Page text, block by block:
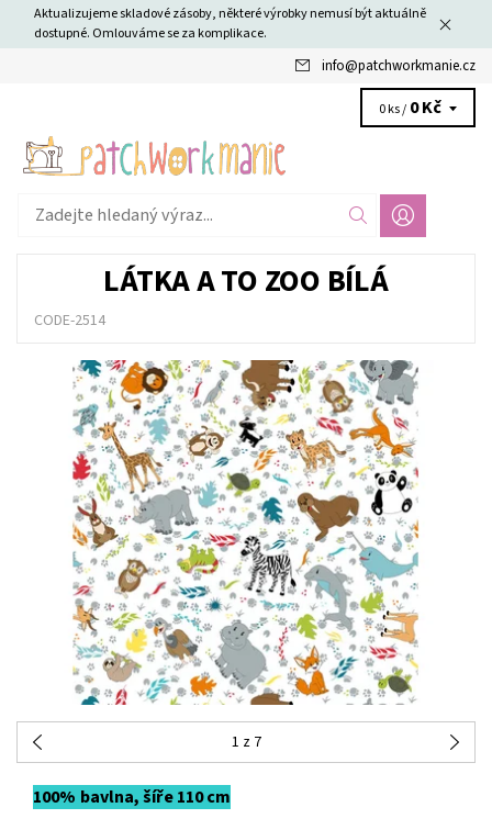
Aktualizujeme skladové zásoby, některé výrobky nemusí být aktuálně
dostupné. Omlouváme se za komplikace.
info@patchworkmanie.cz
0 ks / 0 Kč
LÁTKA A TO ZOO BÍLÁ
CODE-2514
1 z 7
100% bavlna, šíře 110 cm